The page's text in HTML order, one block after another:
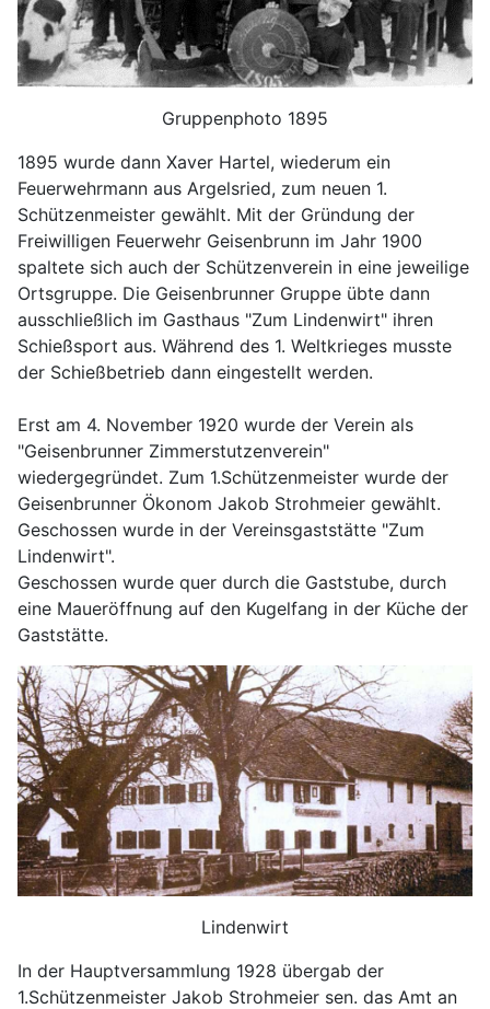
Gruppenphoto 1895
1895 wurde dann Xaver Hartel, wiederum ein
Feuerwehrmann aus Argelsried, zum neuen 1.
Schützenmeister gewählt. Mit der Gründung der
Freiwilligen Feuerwehr Geisenbrunn im Jahr 1900
spaltete sich auch der Schützenverein in eine jeweilige
Ortsgruppe. Die Geisenbrunner Gruppe übte dann
ausschließlich im Gasthaus "Zum Lindenwirt" ihren
Schießsport aus. Während des 1. Weltkrieges musste
der Schießbetrieb dann eingestellt werden.
Erst am 4. November 1920 wurde der Verein als
"Geisenbrunner Zimmerstutzenverein"
wiedergegründet. Zum 1.Schützenmeister wurde der
Geisenbrunner Ökonom Jakob Strohmeier gewählt.
Geschossen wurde in der Vereinsgaststätte "Zum
Lindenwirt".
Geschossen wurde quer durch die Gaststube, durch
eine Maueröffnung auf den Kugelfang in der Küche der
Gaststätte.
Lindenwirt
In der Hauptversammlung 1928 übergab der
1.Schützenmeister Jakob Strohmeier sen. das Amt an